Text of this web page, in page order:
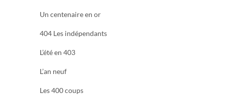
Un centenaire en or
404 Les indépendants
L’été en 403
L’an neuf
Les 400 coups